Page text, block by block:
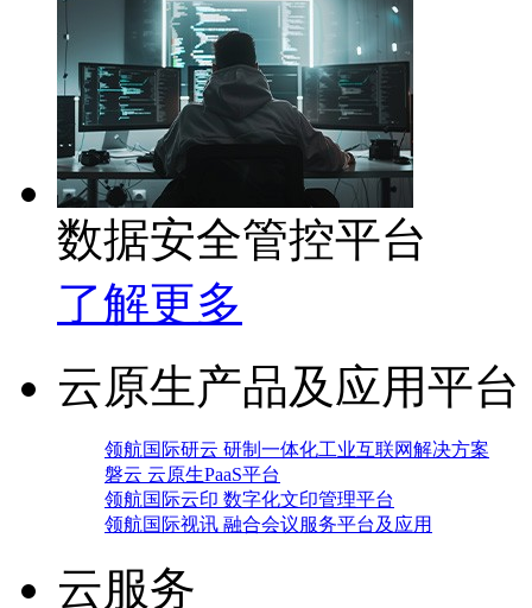
数据安全管控平台
了解更多
云原生产品及应用平台
领航国际研云 研制一体化工业互联网解决方案
磐云 云原生PaaS平台
领航国际云印 数字化文印管理平台
领航国际视讯 融合会议服务平台及应用
云服务